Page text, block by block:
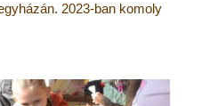
2023-ban komoly